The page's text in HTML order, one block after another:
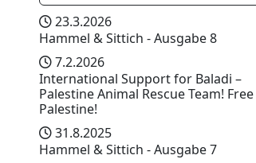
23.3.2026
Hammel & Sittich - Ausgabe 8
7.2.2026
International Support for Baladi –
Palestine Animal Rescue Team! Free
Palestine!
31.8.2025
Hammel & Sittich - Ausgabe 7